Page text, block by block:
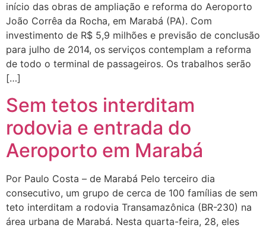
início das obras de ampliação e reforma do Aeroporto
João Corrêa da Rocha, em Marabá (PA). Com
investimento de R$ 5,9 milhões e previsão de conclusão
para julho de 2014, os serviços contemplam a reforma
de todo o terminal de passageiros. Os trabalhos serão
[…]
Sem tetos interditam
rodovia e entrada do
Aeroporto em Marabá
Por Paulo Costa – de Marabá Pelo terceiro dia
consecutivo, um grupo de cerca de 100 famílias de sem
teto interditam a rodovia Transamazônica (BR-230) na
área urbana de Marabá. Nesta quarta-feira, 28, eles